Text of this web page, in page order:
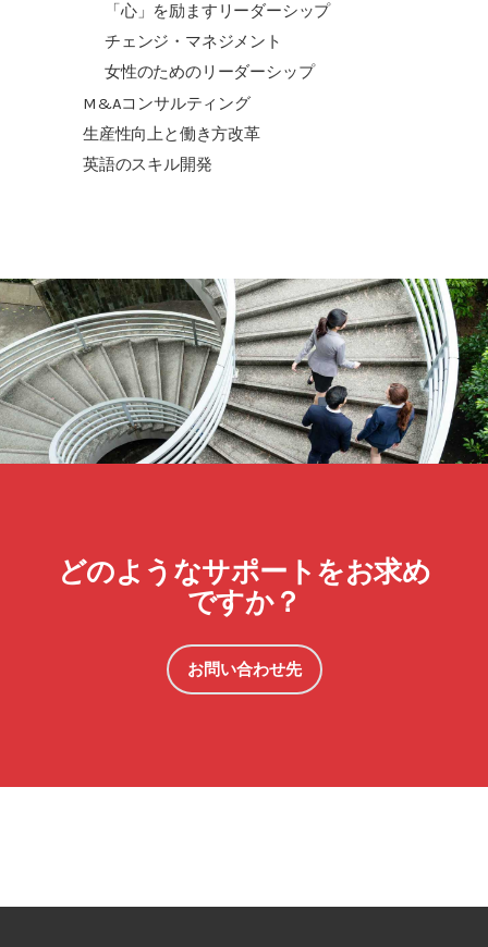
「心」を励ますリーダーシップ
チェンジ・マネジメント
女性のためのリーダーシップ
M&Aコンサルティング
生産性向上と働き方改革
英語のスキル開発
どのようなサポートをお求め
ですか？
お問い合わせ先